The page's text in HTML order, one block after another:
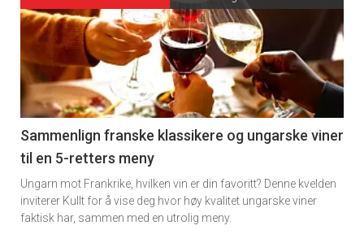
akkurat
nå
-
5
Sammenlign franske klassikere og ungarske viner
til en 5-retters meny
Ungarn mot Frankrike, hvilken vin er din favoritt? Denne kvelden
inviterer Kullt for å vise deg hvor høy kvalitet ungarske viner
faktisk har, sammen med en utrolig meny.